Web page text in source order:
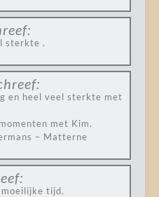
sterkte .
en heel veel sterkte met
met Kim.
– Matterne
tijd.